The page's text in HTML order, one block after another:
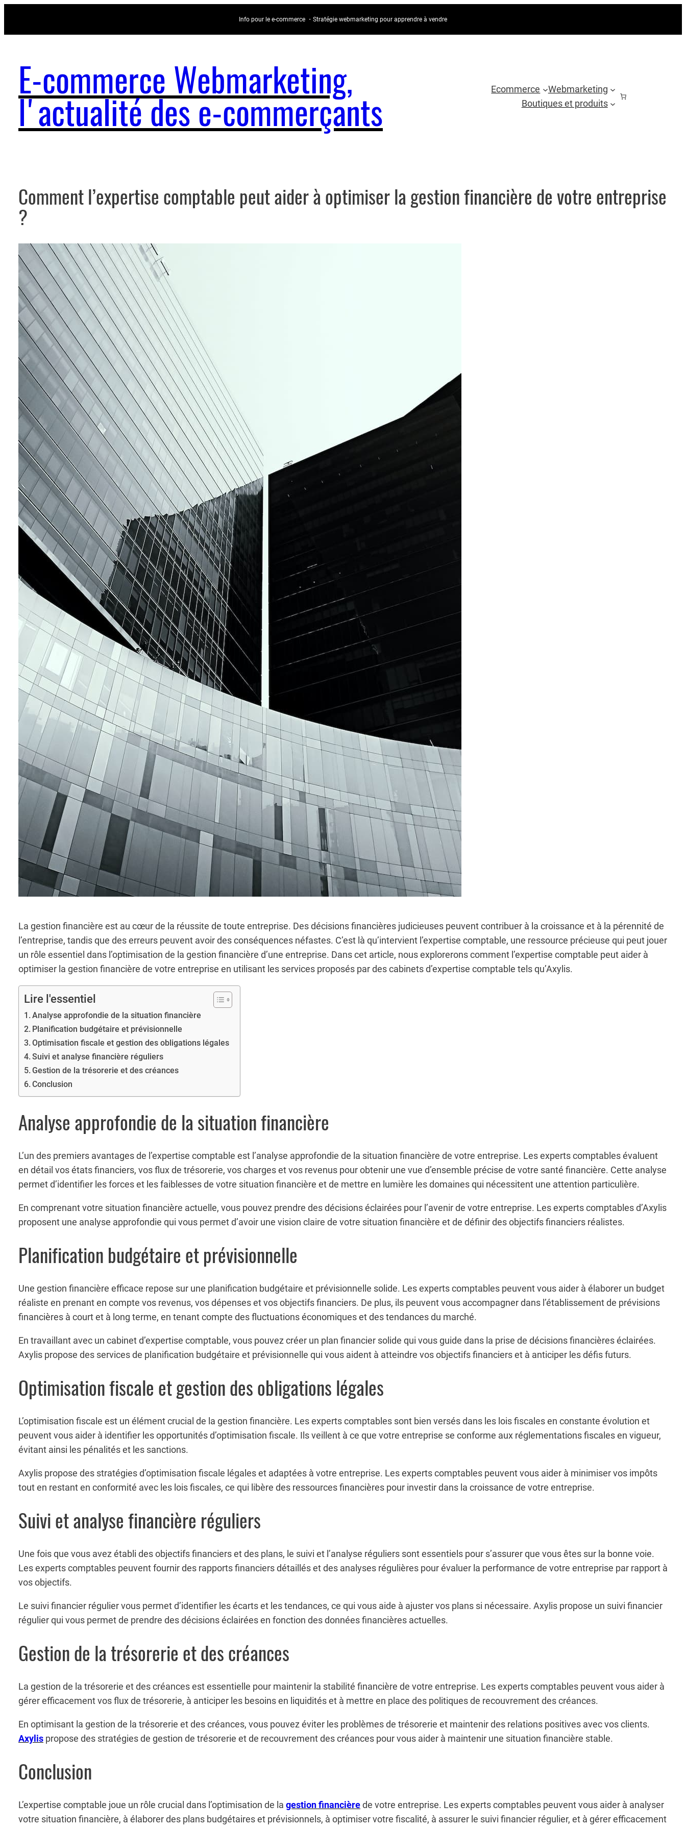
Info pour le e-commerce ・Stratégie webmarketing pour apprendre à vendre
E-commerce Webmarketing,
l'actualité des e-commerçants
Ecommerce
Webmarketing
Boutiques et produits
Comment l’expertise comptable peut aider à optimiser la gestion financière de votre entreprise
?
La gestion financière est au cœur de la réussite de toute entreprise. Des décisions financières judicieuses peuvent contribuer à la croissance et à la pérennité de
l’entreprise, tandis que des erreurs peuvent avoir des conséquences néfastes. C’est là qu’intervient l’expertise comptable, une ressource précieuse qui peut jouer
un rôle essentiel dans l’optimisation de la gestion financière d’une entreprise. Dans cet article, nous explorerons comment l’expertise comptable peut aider à
optimiser la gestion financière de votre entreprise en utilisant les services proposés par des cabinets d’expertise comptable tels qu’Axylis.
Lire l'essentiel
Analyse approfondie de la situation financière
Planification budgétaire et prévisionnelle
Optimisation fiscale et gestion des obligations légales
Suivi et analyse financière réguliers
Gestion de la trésorerie et des créances
Conclusion
Analyse approfondie de la situation financière
L’un des premiers avantages de l’expertise comptable est l’analyse approfondie de la situation financière de votre entreprise. Les experts comptables évaluent
en détail vos états financiers, vos flux de trésorerie, vos charges et vos revenus pour obtenir une vue d’ensemble précise de votre santé financière. Cette analyse
permet d’identifier les forces et les faiblesses de votre situation financière et de mettre en lumière les domaines qui nécessitent une attention particulière.
En comprenant votre situation financière actuelle, vous pouvez prendre des décisions éclairées pour l’avenir de votre entreprise. Les experts comptables d’Axylis
proposent une analyse approfondie qui vous permet d’avoir une vision claire de votre situation financière et de définir des objectifs financiers réalistes.
Planification budgétaire et prévisionnelle
Une gestion financière efficace repose sur une planification budgétaire et prévisionnelle solide. Les experts comptables peuvent vous aider à élaborer un budget
réaliste en prenant en compte vos revenus, vos dépenses et vos objectifs financiers. De plus, ils peuvent vous accompagner dans l’établissement de prévisions
financières à court et à long terme, en tenant compte des fluctuations économiques et des tendances du marché.
En travaillant avec un cabinet d’expertise comptable, vous pouvez créer un plan financier solide qui vous guide dans la prise de décisions financières éclairées.
Axylis propose des services de planification budgétaire et prévisionnelle qui vous aident à atteindre vos objectifs financiers et à anticiper les défis futurs.
Optimisation fiscale et gestion des obligations légales
L’optimisation fiscale est un élément crucial de la gestion financière. Les experts comptables sont bien versés dans les lois fiscales en constante évolution et
peuvent vous aider à identifier les opportunités d’optimisation fiscale. Ils veillent à ce que votre entreprise se conforme aux réglementations fiscales en vigueur,
évitant ainsi les pénalités et les sanctions.
Axylis propose des stratégies d’optimisation fiscale légales et adaptées à votre entreprise. Les experts comptables peuvent vous aider à minimiser vos impôts
tout en restant en conformité avec les lois fiscales, ce qui libère des ressources financières pour investir dans la croissance de votre entreprise.
Suivi et analyse financière réguliers
Une fois que vous avez établi des objectifs financiers et des plans, le suivi et l’analyse réguliers sont essentiels pour s’assurer que vous êtes sur la bonne voie.
Les experts comptables peuvent fournir des rapports financiers détaillés et des analyses régulières pour évaluer la performance de votre entreprise par rapport à
vos objectifs.
Le suivi financier régulier vous permet d’identifier les écarts et les tendances, ce qui vous aide à ajuster vos plans si nécessaire. Axylis propose un suivi financier
régulier qui vous permet de prendre des décisions éclairées en fonction des données financières actuelles.
Gestion de la trésorerie et des créances
La gestion de la trésorerie et des créances est essentielle pour maintenir la stabilité financière de votre entreprise. Les experts comptables peuvent vous aider à
gérer efficacement vos flux de trésorerie, à anticiper les besoins en liquidités et à mettre en place des politiques de recouvrement des créances.
En optimisant la gestion de la trésorerie et des créances, vous pouvez éviter les problèmes de trésorerie et maintenir des relations positives avec vos clients.
Axylis propose des stratégies de gestion de trésorerie et de recouvrement des créances pour vous aider à maintenir une situation financière stable.
Conclusion
L’expertise comptable joue un rôle crucial dans l’optimisation de la gestion financièrede votre entreprise. Les experts comptables peuvent vous aider à analyser
votre situation financière, à élaborer des plans budgétaires et prévisionnels, à optimiser votre fiscalité, à assurer le suivi financier régulier, et à gérer efficacement